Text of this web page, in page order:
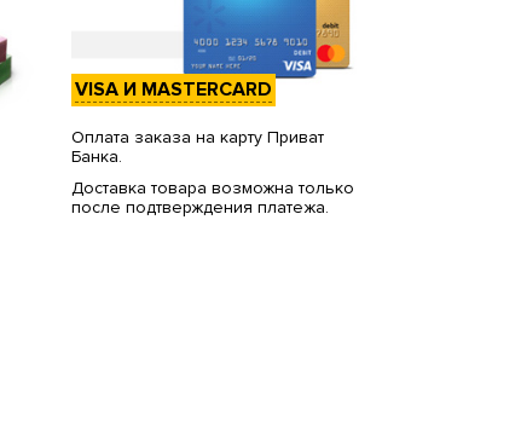
VISA И MASTERCARD
Оплата заказа на карту Приват
Банка.
Доставка товара возможна только
после подтверждения платежа.